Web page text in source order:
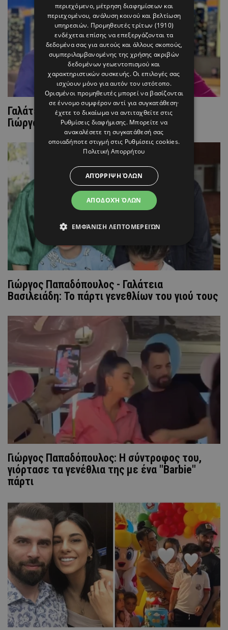
Γαλάτεια Βασιλειάδη: «Ακολουθούσα τον
Γιώργο σε όλα τα live διότι τον ζήλευα»
Γιώργος Παπαδόπουλος - Γαλάτεια
Βασιλειάδη: To πάρτι γενεθλίων του γιού τους
Γιώργος Παπαδόπουλος: Η σύντροφος του,
γιόρτασε τα γενέθλια της με ένα "Barbie"
πάρτι
περιεχόμενο, μέτρηση διαφημίσεων και
περιεχομένου, ανάλυση κοινού και βελτίωση
υπηρεσιών. Προμηθευτές τρίτων (1910)
ενδέχεται επίσης να επεξεργάζονται τα
δεδομένα σας για αυτούς και άλλους σκοπούς,
συμπεριλαμβανομένης της χρήσης ακριβών
δεδομένων γεωεντοπισμού και
χαρακτηριστικών συσκευής. Οι επιλογές σας
ισχύουν μόνο για αυτόν τον ιστότοπο.
Ορισμένοι προμηθευτές μπορεί να βασίζονται
σε έννομο συμφέρον αντί για συγκατάθεση·
έχετε το δικαίωμα να αντιταχθείτε στις
Ρυθμίσεις διαφήμισης. Μπορείτε να
ανακαλέσετε τη συγκατάθεσή σας
οποιαδήποτε στιγμή στις Ρυθμίσεις cookies.
Πολιτική Απορρήτου
ΑΠΟΔΟΧΉ ΌΛΩΝ
ΑΠΌΡΡΙΨΗ ΌΛΩΝ
ΕΜΦΆΝΙΣΗ ΛΕΠΤΟΜΕΡΕΙΏΝ